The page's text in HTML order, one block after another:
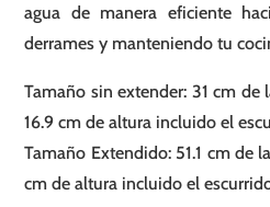
agua de manera eficiente
derrames y manteniendo tu
Tamaño sin extender: 31 cm de
16.9 cm de altura incluido el
Tamaño Extendido: 51.1 cm de
cm de altura incluido el